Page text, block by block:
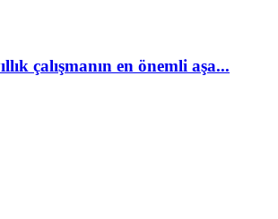
çalışmanın en önemli aşa...